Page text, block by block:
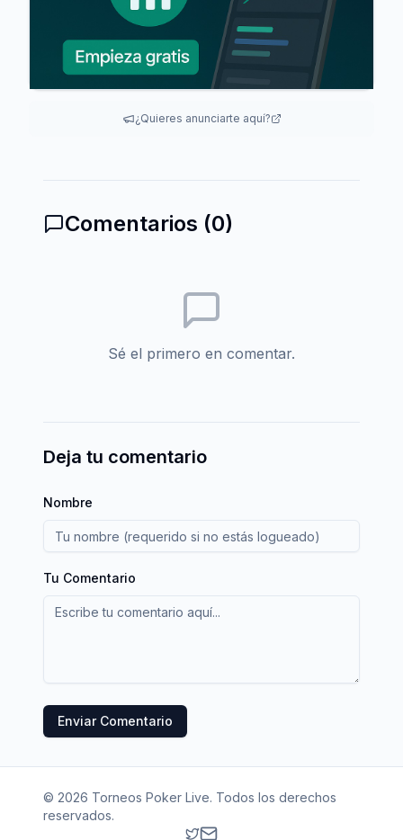
¿Quieres anunciarte aquí?
Comentarios (0)
Sé el primero en comentar.
Deja tu comentario
Nombre
Tu Comentario
Enviar Comentario
© 2026 Torneos Poker Live. Todos los derechos
reservados.